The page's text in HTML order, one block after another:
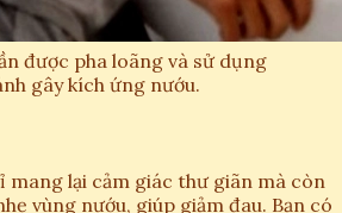
được pha loãng và sử dụng
gây kích ứng nướu.
mang lại cảm giác thư giãn mà còn
vùng nướu, giúp giảm đau. Bạn có